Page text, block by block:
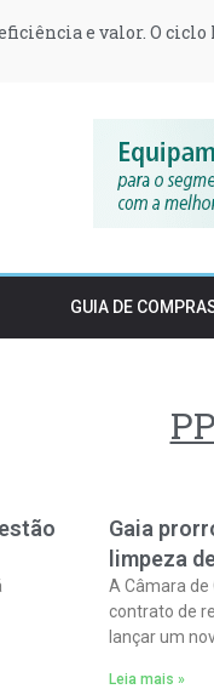
eficiência e valor. O
233 milhões
no teu armário em
transformam
reforçam proteção do
podem vender
GUIA DE
Gaia
limpeza
A Câmara de
contrato de
lançar um
Leia mais »